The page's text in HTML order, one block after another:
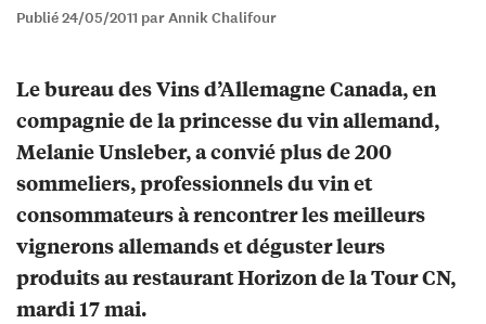
Publié 24/05/2011 par Annik Chalifour
Le bureau des Vins d’Allemagne Canada, en
compagnie de la princesse du vin allemand,
Melanie Unsleber, a convié plus de 200
sommeliers, professionnels du vin et
consommateurs à rencontrer les meilleurs
vignerons allemands et déguster leurs
produits au restaurant Horizon de la Tour CN,
mardi 17 mai.